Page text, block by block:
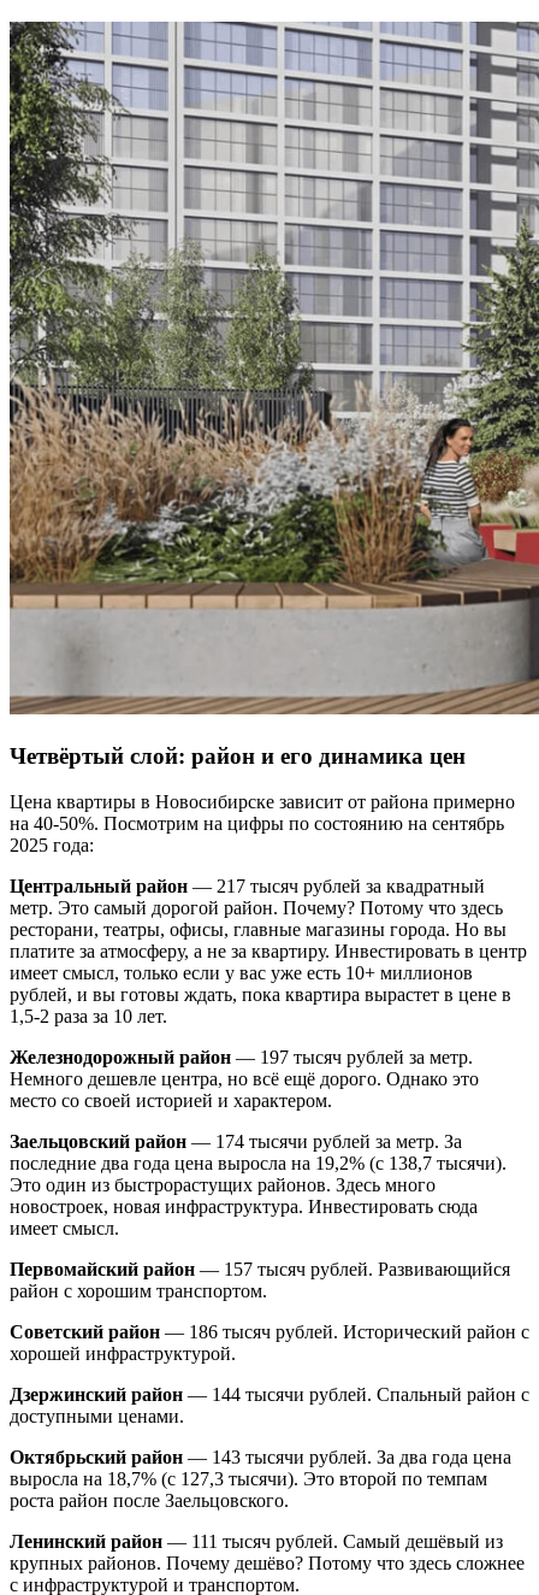
Четвёртый слой: район и его динамика цен
Цена квартиры в Новосибирске зависит от района примерно
на 40-50%. Посмотрим на цифры по состоянию на сентябрь
2025 года:
Центральный район — 217 тысяч рублей за квадратный
метр. Это самый дорогой район. Почему? Потому что здесь
ресторани, театры, офисы, главные магазины города. Но вы
платите за атмосферу, а не за квартиру. Инвестировать в центр
имеет смысл, только если у вас уже есть 10+ миллионов
рублей, и вы готовы ждать, пока квартира вырастет в цене в
1,5-2 раза за 10 лет.
Железнодорожный район — 197 тысяч рублей за метр.
Немного дешевле центра, но всё ещё дорого. Однако это
место со своей историей и характером.
Заельцовский район — 174 тысячи рублей за метр. За
последние два года цена выросла на 19,2% (с 138,7 тысячи).
Это один из быстрорастущих районов. Здесь много
новостроек, новая инфраструктура. Инвестировать сюда
имеет смысл.
Первомайский район — 157 тысяч рублей. Развивающийся
район с хорошим транспортом.
Советский район — 186 тысяч рублей. Исторический район с
хорошей инфраструктурой.
Дзержинский район — 144 тысячи рублей. Спальный район с
доступными ценами.
Октябрьский район — 143 тысячи рублей. За два года цена
выросла на 18,7% (с 127,3 тысячи). Это второй по темпам
роста район после Заельцовского.
Ленинский район — 111 тысяч рублей. Самый дешёвый из
крупных районов. Почему дешёво? Потому что здесь сложнее
с инфраструктурой и транспортом.